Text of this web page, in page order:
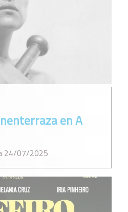
en A
24/07/2025